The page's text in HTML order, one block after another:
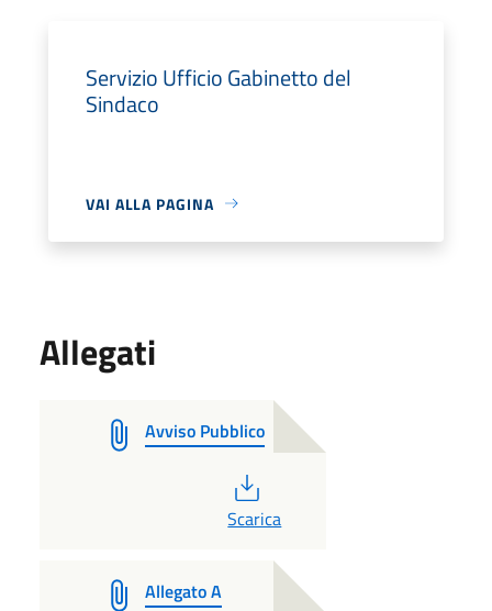
Servizio Ufficio Gabinetto del
Sindaco
VAI ALLA PAGINA
Allegati
Avviso Pubblico
PDF
Scarica
Allegato A